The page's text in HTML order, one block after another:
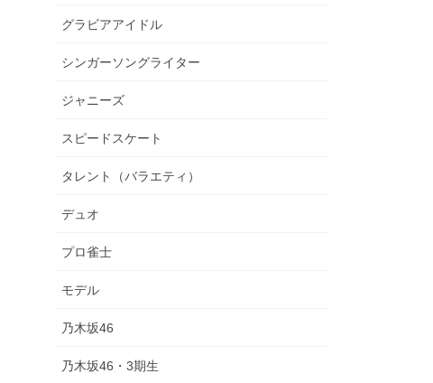
グラビアアイドル
シンガーソングライター
ジャニーズ
スピードスケート
タレント（バラエティ）
デュオ
プロ雀士
モデル
乃木坂46
乃木坂46・3期生